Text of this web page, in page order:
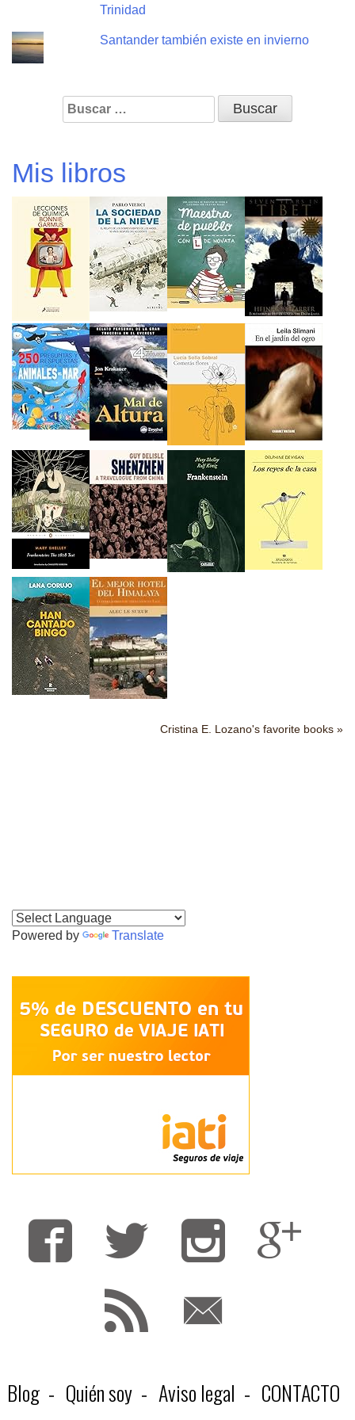
Trinidad
Santander también existe en invierno
Buscar:
Mis libros
Cristina E. Lozano's favorite books »
Powered by Translate
Blog Quién soy Aviso legal CONTACTO